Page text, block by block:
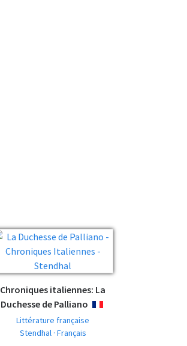
Chroniques italiennes: La
Duchesse de Palliano
Littérature française
Stendhal · Français